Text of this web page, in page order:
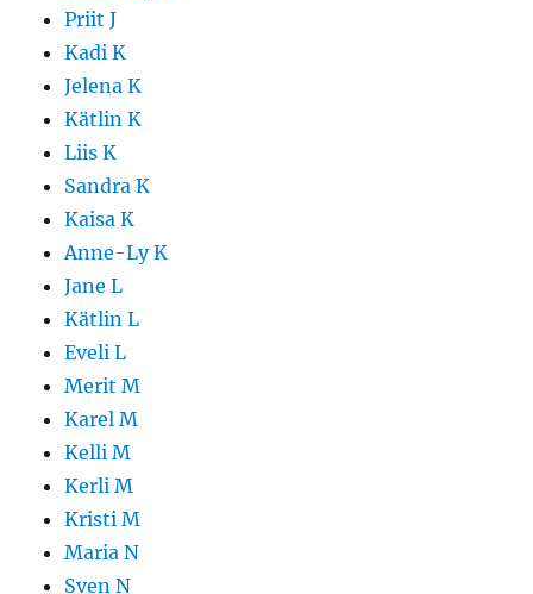
Priit J
Kadi K
Jelena K
Kätlin K
Liis K
Sandra K
Kaisa K
Anne-Ly K
Jane L
Kätlin L
Eveli L
Merit M
Karel M
Kelli M
Kerli M
Kristi M
Maria N
Sven N